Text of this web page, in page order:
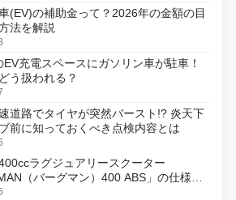
(EV)の補助金って？2026年の金額の目
法を解説
EV充電スペースにガソリン車が駐車！
う扱われる？
道路でタイヤが突然バースト!? 炎天下
前に知っておくべき点検内容とは
ラグジュアリースクーター
（バーグマン）400 ABS」の仕様を
18日に発売